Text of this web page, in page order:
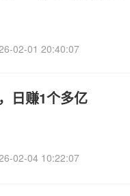
02-01 20:40:07
日赚1个多亿
02-04 10:22:07